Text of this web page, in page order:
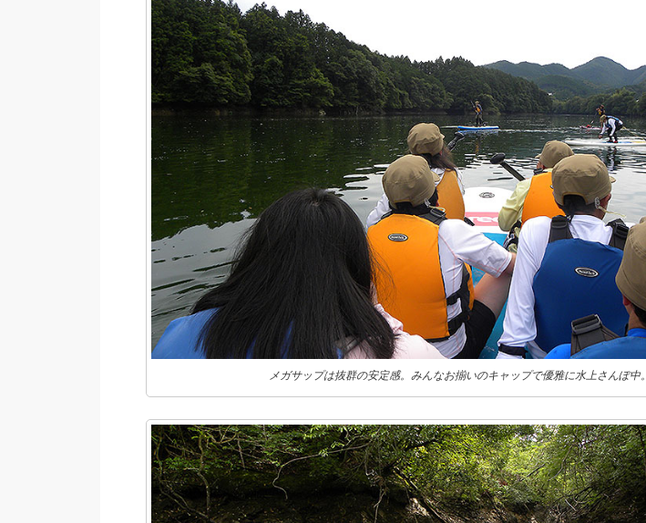
メガサップは抜群の安定感。みんなお揃いのキャップで優雅に水上さんぽ中。